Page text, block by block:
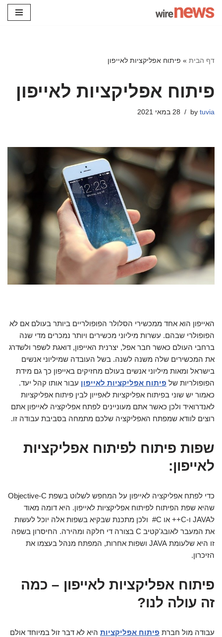
דף הבית » פיתוח אפליקציות לאייפון
פיתוח אפליקציות לאייפון
by tuvia 28 במאי 2021
האייפון הוא אחד ממכשירי הסלולר הפופולריים ביותר בעולם אם לא
הפופולרי שבהם. עשרות מיליוני מכשירים ויותר נמכרים מדי שנה
ברחבי העולם כאשר חבר אפל, יצרנית האייפון, דואגת לשפר ולשדרג
את המכשירים שלה משנה לשנה. בשל העובדה שמיליוני אנשים
בישראל ומאות מיליוני אנשים בעולם מחזיקים באייפון כך גם מידת
הפופולריות של פיתוח אפליקציות לאייפון עבור אותו קהל יעד.
כאמור יש שוני בפיתוח אפליקציות לאפייון לבין פיתוח אפליקציות
לאנדרואיד ולכן כאשר אתם מעוניינים לפתח אפליקציה לאייפון אתם
רוצים לוודא שמפתח האפליקציה שלכם מתמחה בסביבת עבודה זו.
שפות פיתוח לפיתוח אפליקציות
לאייפון:
כדי לפתח אפליקציה לאייפון על המחפש לשלוט בשפת Objective-C
שהיא שפת הפיתוח לפיתוח אפליקציות לאייפון. היא דומה מאוד
לJAVA ו-C++ או C# ולכן מתכנת שבקיא בשפות אלה יוכל לעשות
את המעבר לאובג'קטיב C בצורה די חלקה ומהירה. החיסרון בשפה
זו היא שלעומת JAVA ושפות אחרות, המפתח מנהל בעצמו את
הזיכרון.
פיתוח אפליקציות לאייפון – כמה
זה עולה לנו?
עבודה מול חברת פיתוח אפליקציות היא לא דבר זול במיוחד אולם